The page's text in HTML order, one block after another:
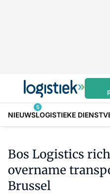
NIEUWS
5
LOGISTIEKE
Bos Logistics
overname
Brussel